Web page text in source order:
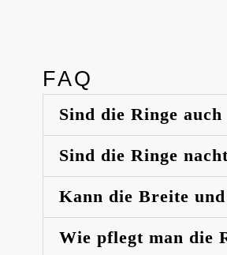
FAQ
Sind die Ringe
Sind die Ringe
Kann die Breite
Wie pflegt man die